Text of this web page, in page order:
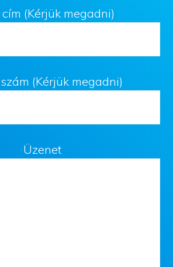
(Kérjük megadni)
(Kérjük megadni)
Üzenet